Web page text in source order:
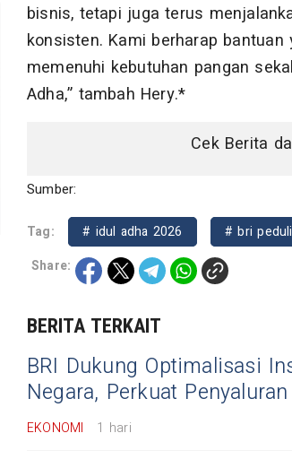
bisnis, tetapi juga terus
konsisten. Kami berharap
memenuhi kebutuhan pangan
Adha,” tambah Hery.*
Cek Berita
Sumber:
Tag: # idul adha 2026 # bri peduli
Share:
BERITA TERKAIT
BRI Dukung Optimalisasi
Negara, Perkuat
EKONOMI 1 hari